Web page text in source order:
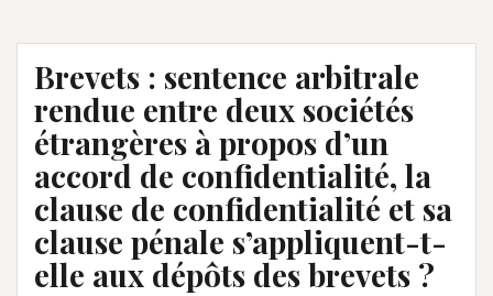
Brevets : sentence arbitrale
rendue entre deux sociétés
étrangères à propos d’un
accord de confidentialité, la
clause de confidentialité et sa
clause pénale s’appliquent-t-
elle aux dépôts des brevets ?